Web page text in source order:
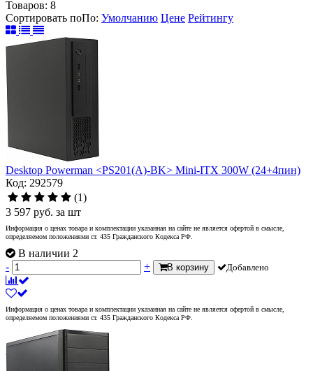
Товаров: 8
Сортировать поПо: Умолчанию Цене Рейтингу
Desktop Powerman <PS201(A)-BK> Mini-ITX 300W (24+4пин)
Код: 292579
(1)
3 597 руб. за шт
Информация о ценах товара и комплектации указанная на сайте не является офертой в смысле,
определяемом положениями ст. 435 Гражданского Кодекса РФ.
В наличии 2
-
+ В корзину Добавлено
Информация о ценах товара и комплектации указанная на сайте не является офертой в смысле,
определяемом положениями ст. 435 Гражданского Кодекса РФ.